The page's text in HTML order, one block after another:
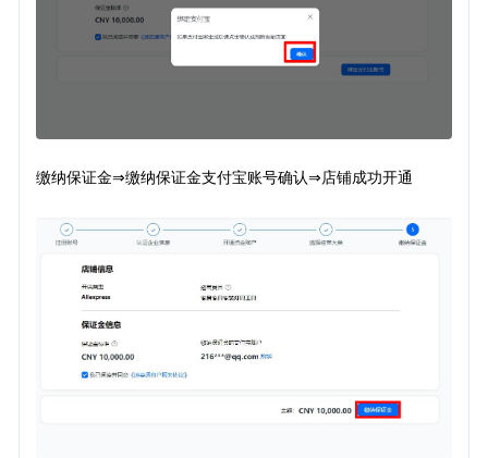
缴纳保证金⇒缴纳保证金支付宝账号确认⇒ 店铺成功开通